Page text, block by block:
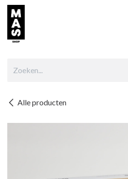
Overslaan naar inhoud
Alle producten